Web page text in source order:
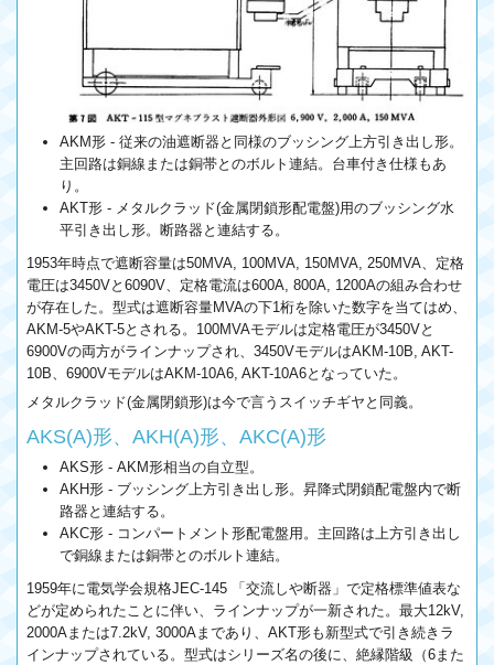
AKM形 - 従来の油遮断器と同様のブッシング上方引き出し形。
主回路は銅線または銅帯とのボルト連結。台車付き仕様もあ
り。
AKT形 - メタルクラッド(金属閉鎖形配電盤)用のブッシング水
平引き出し形。断路器と連結する。
1953年時点で遮断容量は50MVA, 100MVA, 150MVA, 250MVA、定格
電圧は3450Vと6090V、定格電流は600A, 800A, 1200Aの組み合わせ
が存在した。型式は遮断容量MVAの下1桁を除いた数字を当てはめ、
AKM-5やAKT-5とされる。100MVAモデルは定格電圧が3450Vと
6900Vの両方がラインナップされ、3450VモデルはAKM-10B, AKT-
10B、6900VモデルはAKM-10A6, AKT-10A6となっていた。
メタルクラッド(金属閉鎖形)は今で言うスイッチギヤと同義。
AKS(A)形、AKH(A)形、AKC(A)形
AKS形 - AKM形相当の自立型。
AKH形 - ブッシング上方引き出し形。昇降式閉鎖配電盤内で断
路器と連結する。
AKC形 - コンパートメント形配電盤用。主回路は上方引き出し
で銅線または銅帯とのボルト連結。
1959年に電気学会規格JEC-145 「交流しや断器」で定格標準値表な
どが定められたことに伴い、ラインナップが一新された。最大12kV,
2000Aまたは7.2kV, 3000Aまであり、AKT形も新型式で引き続きラ
インナップされている。型式はシリーズ名の後に、絶縁階級（6また